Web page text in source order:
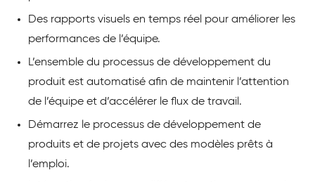
Des rapports visuels en temps réel pour améliorer les
performances de l’équipe.
L’ensemble du processus de développement du
produit est automatisé afin de maintenir l’attention
de l’équipe et d’accélérer le flux de travail.
Démarrez le processus de développement de
produits et de projets avec des modèles prêts à
l’emploi.